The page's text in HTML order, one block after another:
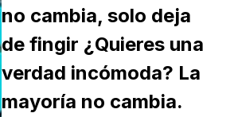
no cambia, solo deja
de fingir ¿Quieres una
verdad incómoda? La
mayoría no cambia.